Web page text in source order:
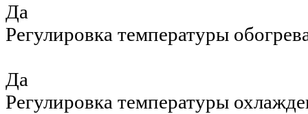
Да
Регулировка температуры
Да
Регулировка температуры